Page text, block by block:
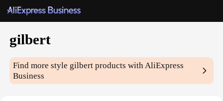
gilbert
Find more style gilbert products with AliExpress
Business